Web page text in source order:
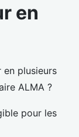
en
plusieurs
ALMA ?
pour les